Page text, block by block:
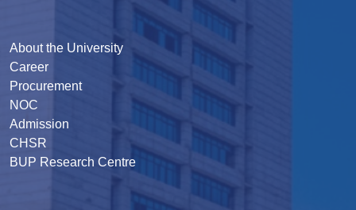
About the University
Career
Procurement
NOC
Admission
CHSR
BUP Research Centre